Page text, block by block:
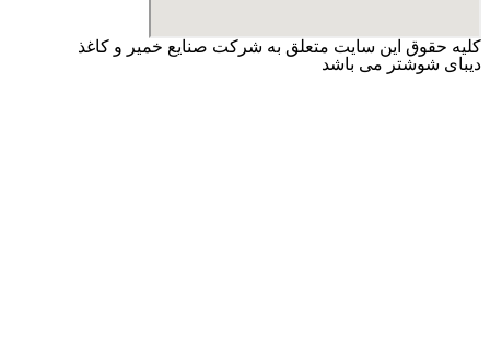
کلیه حقوق این سایت متعلق به شرکت صنایع خمیر و کاغذ
دیبای شوشتر می باشد